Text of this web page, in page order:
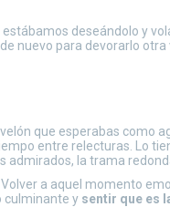
estábamos deseándolo y
nuevo para devorarlo
que esperabas como
entre relecturas. Lo
admirados, la trama
a aquel momento
culminante y sentir que es